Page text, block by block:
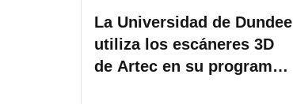
La Universidad de Dundee
utiliza los escáneres 3D
de Artec en su programa